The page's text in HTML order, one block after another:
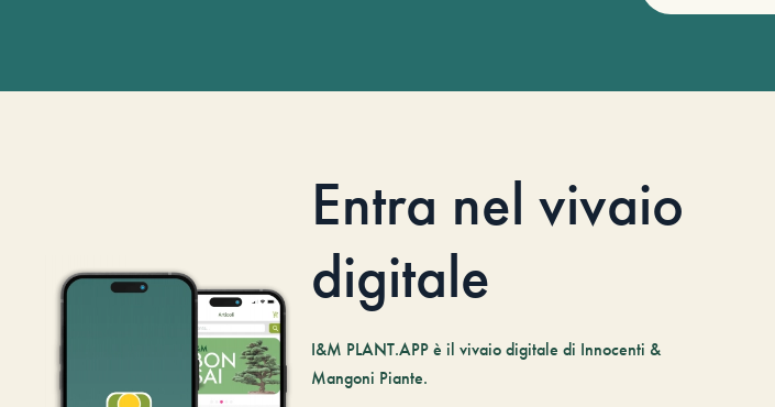
Entra nel vivaio
digitale
I&M PLANT.APP è il vivaio digitale di Innocenti &
Mangoni Piante.